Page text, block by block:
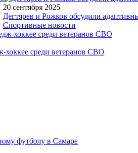
20 сентября 2025
Дегтярев и Рожков обсудили
Спортивные новости
хоккее среди ветеранов СВО